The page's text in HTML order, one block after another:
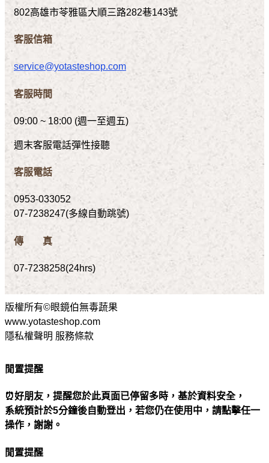
802高雄市苓雅區大順三路282巷143號
客服信箱
service@yotasteshop.com
客服時間
09:00 ~ 18:00 (週一至週五)
週末客服電話彈性接聽
客服電話
0953-033052
07-7238247(多線自動跳號)
傳 真
07-7238258(24hrs)
版權所有©眼鏡伯無毒蔬果
www.yotasteshop.com
隱私權聲明 服務條款
閒置提醒
⏰好朋友，提醒您於此頁面已停留多時，基於資料安全，
系統預計於5分鐘後自動登出，若您仍在使用中，請點擊任一
操作，謝謝。
閒置提醒